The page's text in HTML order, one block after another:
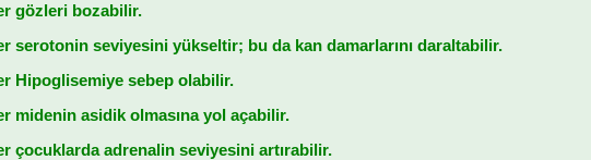
gözleri bozabilir.
serotonin seviyesini yükseltir; bu da kan damarlarını daraltabilir.
Hipoglisemiye sebep olabilir.
midenin asidik olmasına yol açabilir.
çocuklarda adrenalin seviyesini artırabilir.